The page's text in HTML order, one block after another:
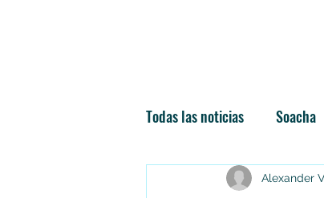
Todas las noticias Soacha
Las nuevas soachunidades
Alexander